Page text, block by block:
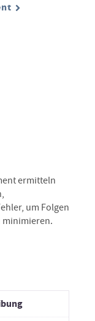
ermitteln
um Folgen
minimieren.